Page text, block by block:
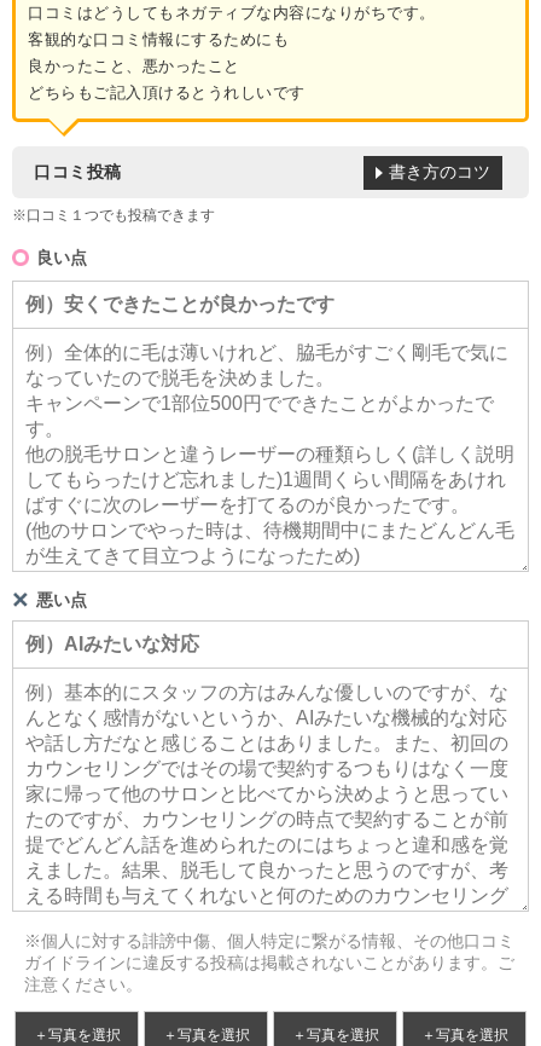
口コミはどうしてもネガティブな内容になりがちです。
客観的な口コミ情報にするためにも
良かったこと、悪かったこと
どちらもご記入頂けるとうれしいです
口コミ投稿
※口コミ１つでも投稿できます
書き方のコツ
良い点
悪い点
※個人に対する誹謗中傷、個人特定に繋がる情報、その他口コミ
ガイドラインに違反する投稿は掲載されないことがあります。ご
注意ください。
＋写真を選択 ＋写真を選択 ＋写真を選択 ＋写真を選択